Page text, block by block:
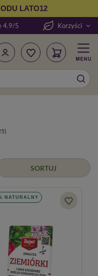
LATO12
4.9/5 Korzyści
)
SORTUJ
NATURALNY